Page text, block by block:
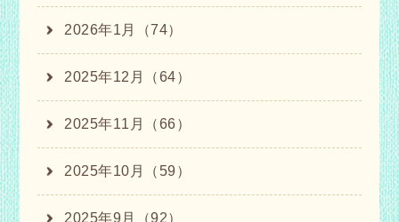
2026年1月（74）
2025年12月（64）
2025年11月（66）
2025年10月（59）
2025年9月（92）